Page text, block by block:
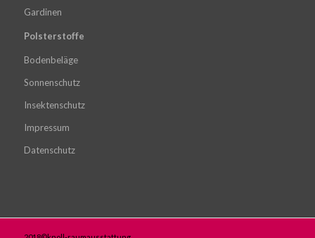
Gardinen
Polsterstoffe
Bodenbeläge
Sonnenschutz
Insektenschutz
Impressum
Datenschutz